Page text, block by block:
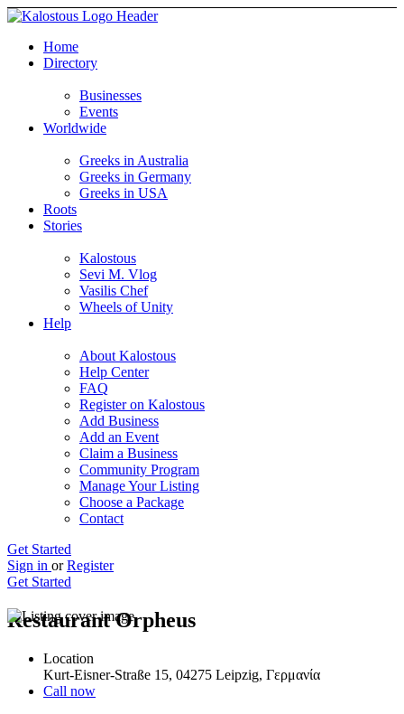
Home
Directory
Businesses
Events
Worldwide
Greeks in Australia
Greeks in Germany
Greeks in USA
Roots
Stories
Kalostous
Sevi M. Vlog
Vasilis Chef
Wheels of Unity
Help
About Kalostous
Help Center
FAQ
Register on Kalostous
Add Business
Add an Event
Claim a Business
Community Program
Manage Your Listing
Choose a Package
Contact
Get Started
Sign in or Register
Get Started
Restaurant Orpheus
Location
Kurt-Eisner-Straße 15, 04275 Leipzig, Γερμανία
Call now